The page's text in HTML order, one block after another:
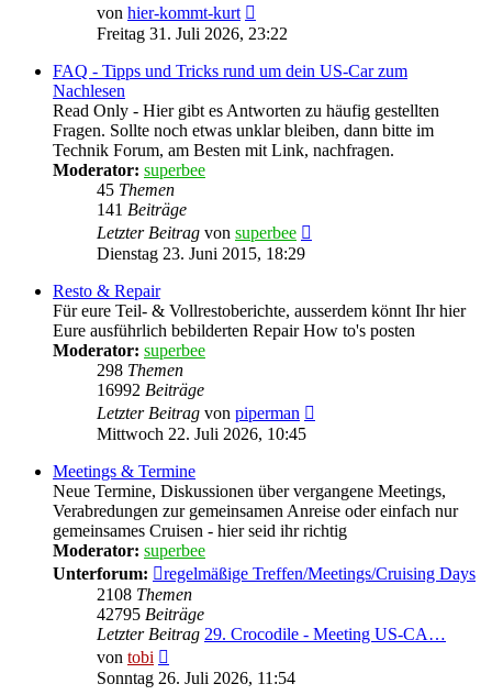
von hier-kommt-kurt
Beitrag
Freitag 31. Juli 2026, 23:22
FAQ - Tipps und Tricks rund um dein US-Car zum
Nachlesen
Read Only - Hier gibt es Antworten zu häufig gestellten
Fragen. Sollte noch etwas unklar bleiben, dann bitte im
Technik Forum, am Besten mit Link, nachfragen.
Moderator: superbee
45 Themen
141 Beiträge
Letzter Beitrag von superbee
Dienstag 23. Juni 2015, 18:29
Resto & Repair
Für eure Teil- & Vollrestoberichte, ausserdem könnt Ihr hier
Eure ausführlich bebilderten Repair How to's posten
Moderator: superbee
298 Themen
16992 Beiträge
Letzter Beitrag von piperman
Mittwoch 22. Juli 2026, 10:45
Meetings & Termine
Neue Termine, Diskussionen über vergangene Meetings,
Verabredungen zur gemeinsamen Anreise oder einfach nur
gemeinsames Cruisen - hier seid ihr richtig
Moderator: superbee
Unterforum:
regelmäßige Treffen/Meetings/Cruising Days
2108 Themen
42795 Beiträge
Letzter Beitrag 29. Crocodile - Meeting US-CA…
von tobi
Beitrag
Sonntag 26. Juli 2026, 11:54